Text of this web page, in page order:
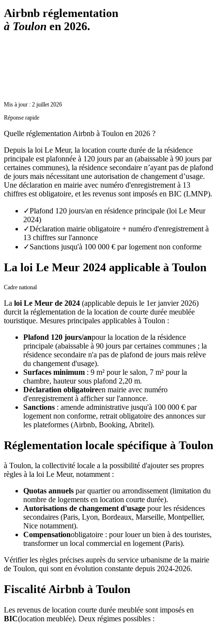
Airbnb réglementation
à Toulon en 2026.
Mis à jour : 2 juillet 2026
Réponse rapide
Quelle réglementation Airbnb à Toulon en 2026 ?
Depuis la loi Le Meur, la location courte durée de la résidence
principale est plafonnée à 120 jours par an (abaissable à 90 jours par
certaines communes), la résidence secondaire n’ayant pas de plafond
de jours mais nécessitant une autorisation de changement d’usage.
Une déclaration en mairie avec numéro d'enregistrement à 13
chiffres est obligatoire, et les revenus sont imposés en BIC (LMNP).
✓Plafond 120 jours/an en résidence principale (loi Le Meur
2024)
✓Déclaration mairie obligatoire + numéro d'enregistrement à
13 chiffres sur l'annonce
✓Sanctions jusqu'à 100 000 € par logement non conforme
La loi Le Meur 2024 applicable à Toulon
Cadre national
La loi Le Meur de 2024 (applicable depuis le 1er janvier 2026)
durcit la réglementation de la location de courte durée meublée
touristique. Mesures principales applicables à Toulon :
Plafond 120 jours/anpour la location de la résidence
principale (abaissable à 90 jours par certaines communes ; la
résidence secondaire n'a pas de plafond de jours mais relève
du changement d'usage).
Surfaces minimum : 9 m² pour le salon, 7 m² pour la
chambre, hauteur sous plafond 2,20 m.
Déclaration obligatoireen mairie avec numéro
d'enregistrement à afficher sur l'annonce.
Sanctions : amende administrative jusqu'à 100 000 € par
logement non conforme, retrait obligatoire des annonces sur
les plateformes (Airbnb, Booking, Abritel).
Réglementation locale spécifique à Toulon
à Toulon, la collectivité locale a la possibilité d'ajouter ses propres
règles à la loi Le Meur, notamment :
Quotas annuels par quartier ou arrondissement (limitation du
nombre de logements en location courte durée).
Autorisations de changement d'usage pour les résidences
secondaires (Paris, Lyon, Bordeaux, Marseille, Montpellier,
Nice notamment).
Compensationobligatoire : pour louer un bien à des touristes,
transformer un local commercial en logement (Paris).
Vérifier les règles précises auprès du service urbanisme de la mairie
de Toulon, qui sont en évolution constante depuis 2024-2026.
Fiscalité Airbnb à Toulon
Les revenus de location courte durée meublée sont imposés en
BIC(location meublée). Deux régimes possibles :